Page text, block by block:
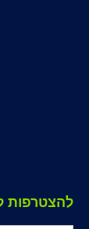
להצטרפות